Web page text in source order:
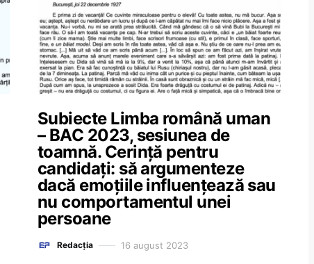
Subiecte Limba română uman
– BAC 2023, sesiunea de
toamnă. Cerință pentru
candidați: să argumenteze
dacă emoțiile influențează sau
nu comportamentul unei
persoane
Redacția 16 august 2023